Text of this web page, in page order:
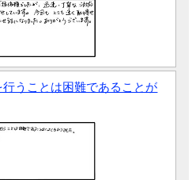
うことは困難であることが